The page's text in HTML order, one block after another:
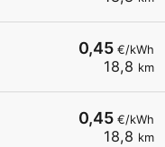
0,45 €/kWh
18,8 km
0,45 €/kWh
18,8 km